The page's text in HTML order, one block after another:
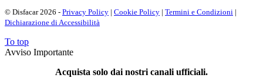
© Disfacar 2026 - Privacy Policy | Cookie Policy | Termini e Condizioni |
Dichiarazione di Accessibilità
To top
Avviso Importante
Acquista solo dai nostri canali ufficiali.